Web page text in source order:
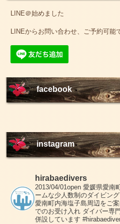
LINE＠始めました
LINEからお問い合わせ、ご予約可
facebook
instagram
hirabaedivers
2013/04/01open 愛媛県愛南
ームな少人数制のダイビン
愛南町内海塩子島周辺をご
でのお受け入れ ダイバー専
併設しています